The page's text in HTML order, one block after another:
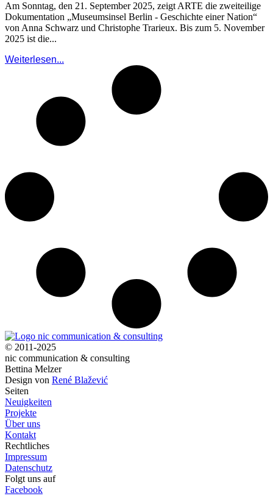
Am Sonntag, den 21. September 2025, zeigt ARTE die zweiteilige
Dokumentation „Museumsinsel Berlin - Geschichte einer Nation“
von Anna Schwarz und Christophe Trarieux. Bis zum 5. November
2025 ist die...
Weiterlesen...
© 2011-2025
nic communication & consulting
Bettina Melzer
Design von René Blažević
Seiten
Neuigkeiten
Projekte
Über uns
Kontakt
Rechtliches
Impressum
Datenschutz
Folgt uns auf
Facebook